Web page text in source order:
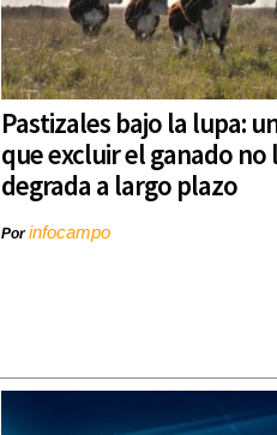
Pastizales bajo la lupa:
que excluir el ganado no
degrada a largo plazo
Porinfocampo